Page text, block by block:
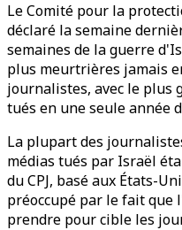
Le Comité pour la
déclaré la semaine
semaines de la guerre
plus meurtrières jamais
journalistes, avec le plus
tués en une seule année
La plupart des
médias tués par Israël
du CPJ, basé aux États-
préoccupé par le fait que
prendre pour cible les